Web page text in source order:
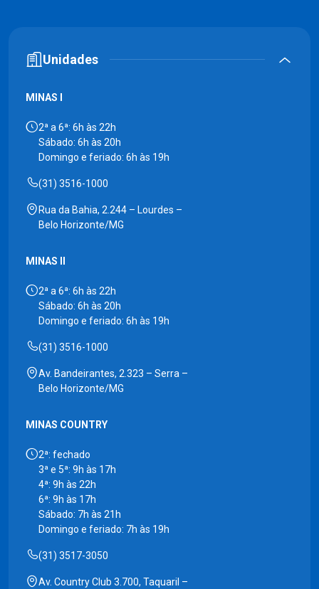
Unidades
MINAS I
2ª a 6ª: 6h às 22h
Sábado: 6h às 20h
Domingo e feriado: 6h às 19h
(31) 3516-1000
Rua da Bahia, 2.244 – Lourdes –
Belo Horizonte/MG
MINAS II
2ª a 6ª: 6h às 22h
Sábado: 6h às 20h
Domingo e feriado: 6h às 19h
(31) 3516-1000
Av. Bandeirantes, 2.323 – Serra –
Belo Horizonte/MG
MINAS COUNTRY
2ª: fechado
3ª e 5ª: 9h às 17h
4ª: 9h às 22h
6ª: 9h às 17h
Sábado: 7h às 21h
Domingo e feriado: 7h às 19h
(31) 3517-3050
Av. Country Club 3.700, Taquaril –